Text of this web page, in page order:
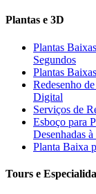
Plantas e 3D
Plantas
Segundos
Plantas
Redesenho
Digital
Serviços de
Esboço para
Desenhadas
Planta Baixa
Tours e